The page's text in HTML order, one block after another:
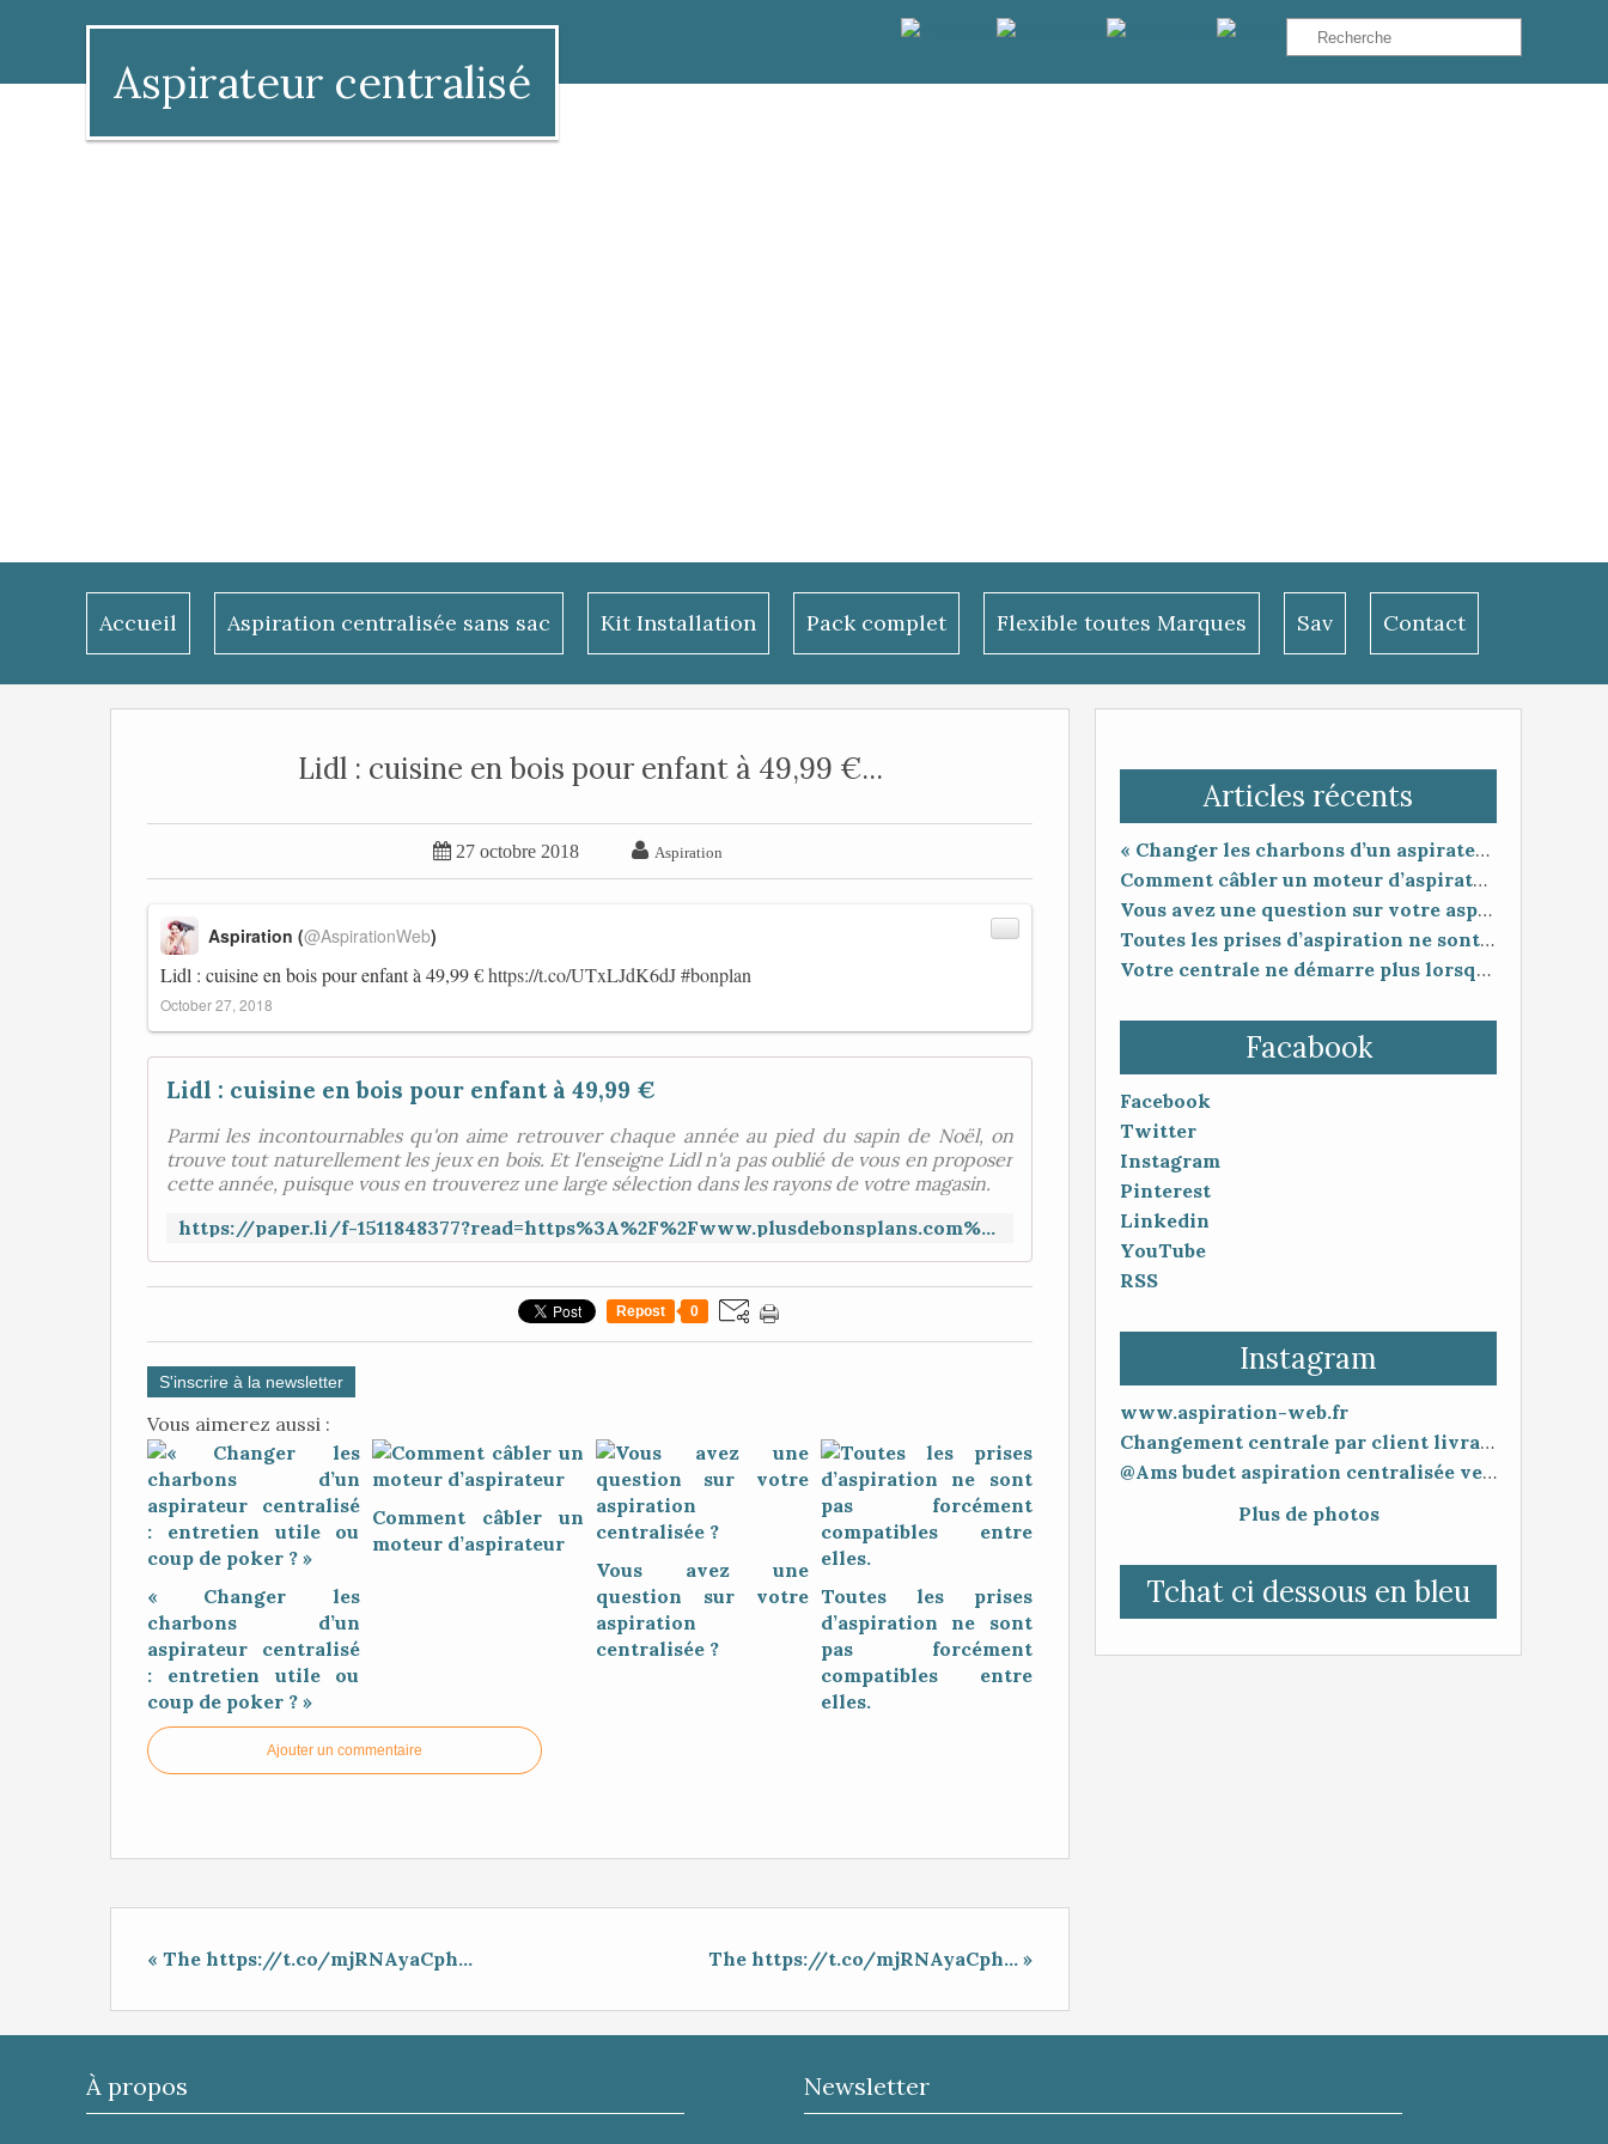
Aspirateur centralisé
Accueil Aspiration centralisée sans sac Kit Installation Pack complet Flexible toutes Marques Sav Contact
Articles récents
« Changer les charbons d’un aspirateur centralisé : entretien utile ou coup de poker ? »
Comment câbler un moteur d’aspirateur
Vous avez une question sur votre aspiration centralisée ?
Toutes les prises d’aspiration ne sont pas forcément compatibles entre elles.
Votre centrale ne démarre plus lorsque vous branchez le flexible ?
Facabook
Facebook
Twitter
Instagram
Pinterest
Linkedin
YouTube
RSS
Instagram
www.aspiration-web.fr
Changement centrale par client livraison 48h mise en service 30 minutes
@Ams budet aspiration centralisée vente en ligne www.aspiration-web.fr
Plus de photos
Tchat ci dessous en bleu
Lidl : cuisine en bois pour enfant à 49,99 €...
 27 octobre 2018  Aspiration
Lidl : cuisine en bois pour enfant à 49,99 €https://t.co/UTxLJdK6dJ#bonplan
Aspiration (@AspirationWeb)
October 27, 2018
Lidl : cuisine en bois pour enfant à 49,99 €
Parmi les incontournables qu'on aime retrouver chaque année au pied du sapin de Noël, on
trouve tout naturellement les jeux en bois. Et l'enseigne Lidl n'a pas oublié de vous en proposer
cette année, puisque vous en trouverez une large sélection dans les rayons de votre magasin.
https://paper.li/f-1511848377?read=https%3A%2F%2Fwww.plusdebonsplans.com%2Flidl%2Dcuisine%2Dbois%2Denfant%2D49%2Deuros%2D99.html
Repost 0
S'inscrire à la newsletter
Vous aimerez aussi :
« Changer les
charbons d’un
aspirateur centralisé
: entretien utile ou
coup de poker ? »
Comment câbler un
moteur d’aspirateur
Vous avez une
question sur votre
aspiration
centralisée ?
Toutes les prises
d’aspiration ne sont
pas forcément
compatibles entre
elles.
Ajouter un commentaire
« The https://t.co/mjRNAyaCph... The https://t.co/mjRNAyaCph... »
À propos Newsletter